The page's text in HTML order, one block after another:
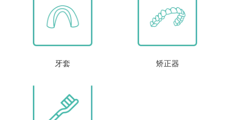
牙套 矫正器